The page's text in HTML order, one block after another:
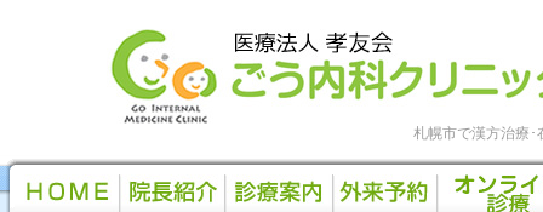
札幌市で漢方治療･